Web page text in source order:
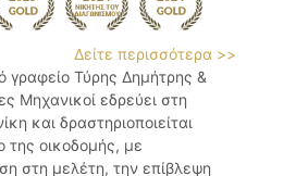
Δείτε περισσότερα >>
γραφείο Τύρης Δημήτρης &
Μηχανικοί εδρεύει στη
και δραστηριοποιείται
της οικοδομής, με
στη μελέτη, την επίβλεψη